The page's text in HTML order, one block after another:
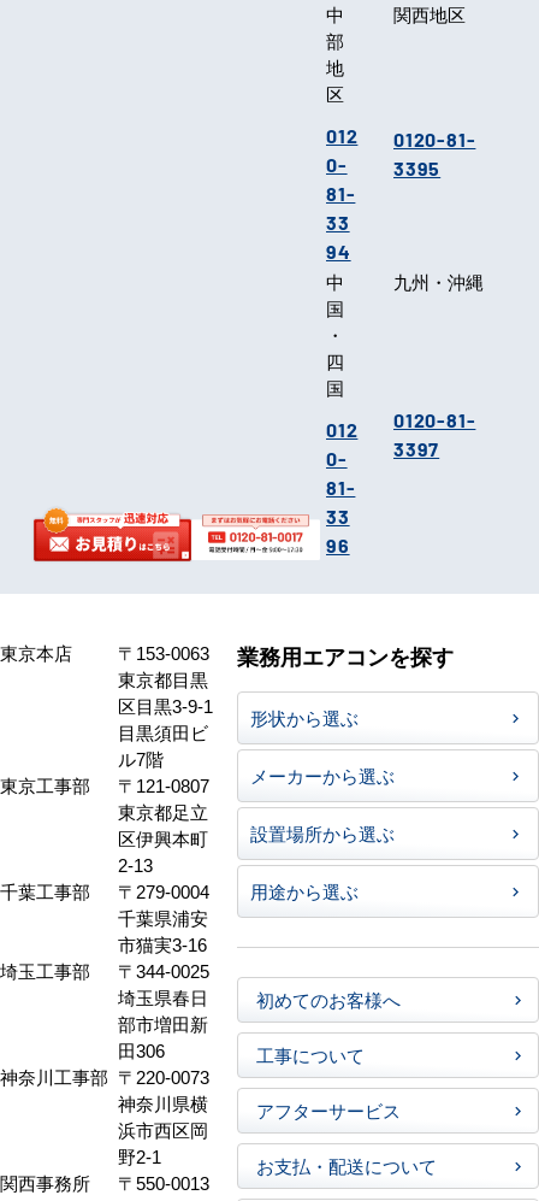
中
部
地
区
012
0-
81-
33
94
関西地区
0120-81-
3395
中
国
・
四
国
012
0-
81-
33
96
九州・沖縄
0120-81-
3397
東京本店
〒153-0063
東京都目黒
区目黒3-9-1
目黒須田ビ
ル7階
東京工事部
〒121-0807
東京都足立
区伊興本町
2-13
千葉工事部
〒279-0004
千葉県浦安
市猫実3-16
埼玉工事部
〒344-0025
埼玉県春日
部市増田新
田306
神奈川工事部 〒220-0073
神奈川県横
浜市西区岡
野2-1
関西事務所
〒550-0013
業務用エアコンを探す
形状から選ぶ
メーカーから選ぶ
設置場所から選ぶ
用途から選ぶ
初めてのお客様へ
工事について
アフターサービス
お支払・配送について